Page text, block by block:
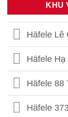
KHU
Häfele Lê
Häfele
Häfele 88
Häfele